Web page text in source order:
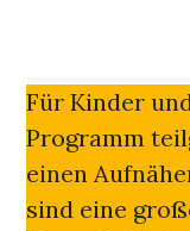
Für Kinder
Programm
einen
sind eine